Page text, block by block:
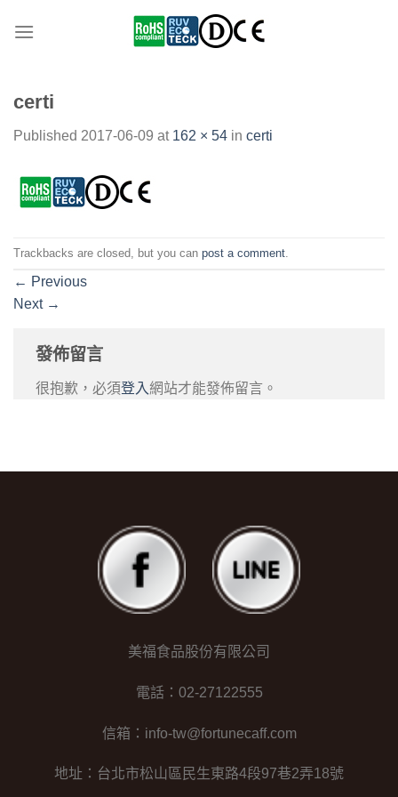
certi
Published 2017-06-09 at 162 × 54 in certi
Trackbacks are closed, but you can post a comment
← Previous
Next →
發佈留言
很抱歉，必須登入網站才能發佈留言。
美福食品股份有限公司
電話：02-27122555
信箱：info-tw@fortunecaff.com
地址：台北市松山區民生東路4段97巷2弄18號